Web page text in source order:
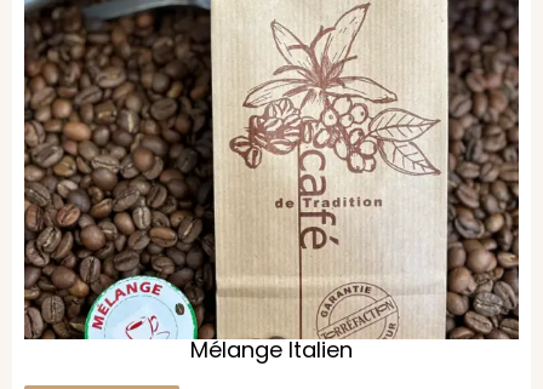
Mélange Italien